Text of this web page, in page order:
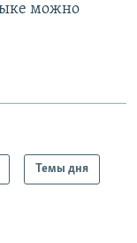
можно
Темы дня